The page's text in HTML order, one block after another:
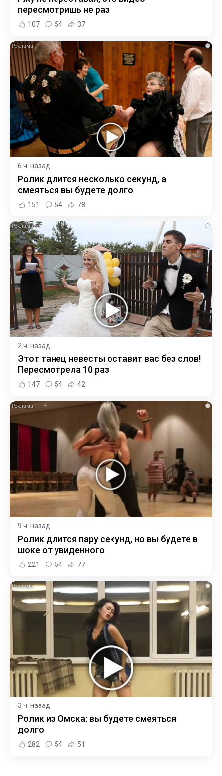
пересмотришь не раз
107 54 37
i
6 ч. назад
Ролик длится несколько секунд, а
смеяться вы будете долго
151 54 78
i
2 ч. назад
Этот танец невесты оставит вас без слов!
Пересмотрела 10 раз
147 54 42
i
9 ч. назад
Ролик длится пару секунд, но вы будете в
шоке от увиденного
221 54 77
i
3 ч. назад
Ролик из Омска: вы будете смеяться
долго
282 54 51